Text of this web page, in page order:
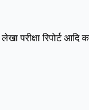
लेखा परीक्षा रिपोर्ट आदि